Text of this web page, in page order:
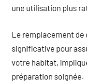
une utilisation plus
Le remplacement de
significative pour
votre habitat,
préparation soignée.